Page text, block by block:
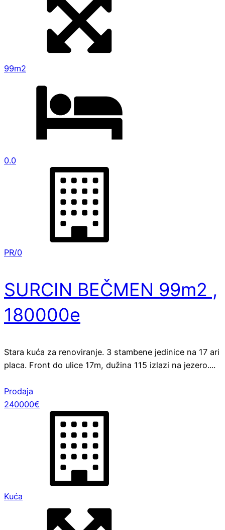
99m2
0.0
PR/0
SURCIN BEČMEN 99m2 ,
180000e
Stara kuća za renoviranje. 3 stambene jedinice na 17 ari
placa. Front do ulice 17m, dužina 115 izlazi na jezero....
Prodaja
240000€
Kuća